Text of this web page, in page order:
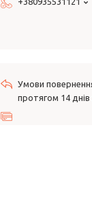
протягом 14 днів